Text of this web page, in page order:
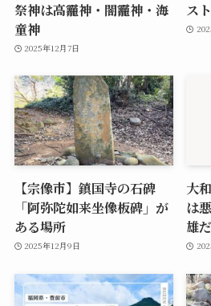
祭神は高龗神・闇龗神・海
童神
2025年12月7日
スト
【宗像市】鎮国寺の石碑
「阿弥陀如来坐像板碑」が
ある場所
2025年12月9日
大
は
雄